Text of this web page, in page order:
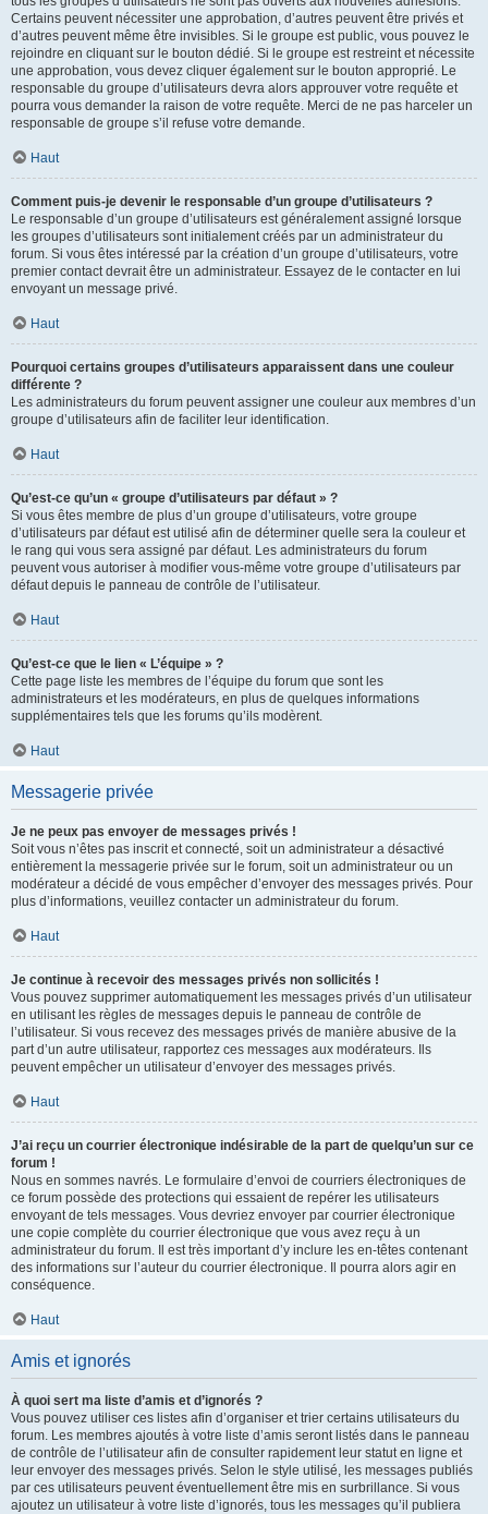
Certains peuvent nécessiter une approbation, d’autres peuvent être privés et
d’autres peuvent même être invisibles. Si le groupe est public, vous pouvez le
rejoindre en cliquant sur le bouton dédié. Si le groupe est restreint et nécessite
une approbation, vous devez cliquer également sur le bouton approprié. Le
responsable du groupe d’utilisateurs devra alors approuver votre requête et
pourra vous demander la raison de votre requête. Merci de ne pas harceler un
responsable de groupe s’il refuse votre demande.
Haut
Comment puis-je devenir le responsable d’un groupe d’utilisateurs ?
Le responsable d’un groupe d’utilisateurs est généralement assigné lorsque
les groupes d’utilisateurs sont initialement créés par un administrateur du
forum. Si vous êtes intéressé par la création d’un groupe d’utilisateurs, votre
premier contact devrait être un administrateur. Essayez de le contacter en lui
envoyant un message privé.
Haut
Pourquoi certains groupes d’utilisateurs apparaissent dans une couleur
différente ?
Les administrateurs du forum peuvent assigner une couleur aux membres d’un
groupe d’utilisateurs afin de faciliter leur identification.
Haut
Qu’est-ce qu’un « groupe d’utilisateurs par défaut » ?
Si vous êtes membre de plus d’un groupe d’utilisateurs, votre groupe
d’utilisateurs par défaut est utilisé afin de déterminer quelle sera la couleur et
le rang qui vous sera assigné par défaut. Les administrateurs du forum
peuvent vous autoriser à modifier vous-même votre groupe d’utilisateurs par
défaut depuis le panneau de contrôle de l’utilisateur.
Haut
Qu’est-ce que le lien « L’équipe » ?
Cette page liste les membres de l’équipe du forum que sont les
administrateurs et les modérateurs, en plus de quelques informations
supplémentaires tels que les forums qu’ils modèrent.
Haut
Messagerie privée
Je ne peux pas envoyer de messages privés !
Soit vous n’êtes pas inscrit et connecté, soit un administrateur a désactivé
entièrement la messagerie privée sur le forum, soit un administrateur ou un
modérateur a décidé de vous empêcher d’envoyer des messages privés. Pour
plus d’informations, veuillez contacter un administrateur du forum.
Haut
Je continue à recevoir des messages privés non sollicités !
Vous pouvez supprimer automatiquement les messages privés d’un utilisateur
en utilisant les règles de messages depuis le panneau de contrôle de
l’utilisateur. Si vous recevez des messages privés de manière abusive de la
part d’un autre utilisateur, rapportez ces messages aux modérateurs. Ils
peuvent empêcher un utilisateur d’envoyer des messages privés.
Haut
J’ai reçu un courrier électronique indésirable de la part de quelqu’un sur ce
forum !
Nous en sommes navrés. Le formulaire d’envoi de courriers électroniques de
ce forum possède des protections qui essaient de repérer les utilisateurs
envoyant de tels messages. Vous devriez envoyer par courrier électronique
une copie complète du courrier électronique que vous avez reçu à un
administrateur du forum. Il est très important d’y inclure les en-têtes contenant
des informations sur l’auteur du courrier électronique. Il pourra alors agir en
conséquence.
Haut
Amis et ignorés
À quoi sert ma liste d’amis et d’ignorés ?
Vous pouvez utiliser ces listes afin d’organiser et trier certains utilisateurs du
forum. Les membres ajoutés à votre liste d’amis seront listés dans le panneau
de contrôle de l’utilisateur afin de consulter rapidement leur statut en ligne et
leur envoyer des messages privés. Selon le style utilisé, les messages publiés
par ces utilisateurs peuvent éventuellement être mis en surbrillance. Si vous
ajoutez un utilisateur à votre liste d’ignorés, tous les messages qu’il publiera